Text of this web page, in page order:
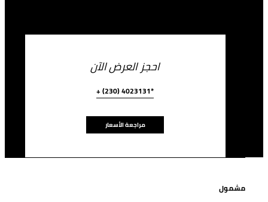
احجز العرض الآن
+ (230) 4023131*
مراجعة الأسعار
مشمول